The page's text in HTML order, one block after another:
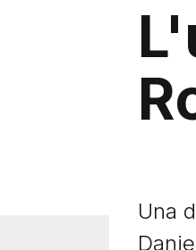
Una